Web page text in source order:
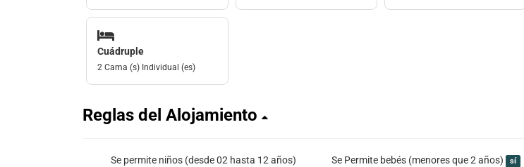
Cuádruple
2 Cama (s) Individual (es)
Reglas del Alojamiento
Se permite niños (desde 02 hasta 12 años) Se Permite bebés (menores que 2 años) sí